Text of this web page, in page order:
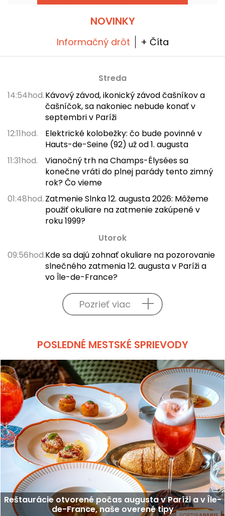
NOVINKY
Informačný drôt + Číta
Streda
14:54hod.Kávový závod, ikonický závod čašníkov a
čašníčok, sa nakoniec nebude konať v
septembri v Paríži
12:11hod.
Elektrické kolobežky: čo bude povinné v
Hauts-de-Seine (92) už od 1. augusta
11:31hod.
Vianočný trh na Champs-Élysées sa
konečne vráti do plnej parády tento zimný
rok? Čo vieme
01:48hod. Zatmenie Slnka 12. augusta 2026: Môžeme
použiť okuliare na zatmenie zakúpené v
roku 1999?
Utorok
09:56hod.Kde sa dajú zohnať okuliare na pozorovanie
slnečného zatmenia 12. augusta v Paríži a
vo Île-de-France?
Pozrieť viac
POSLEDNÉ MESTSKÉ SPRIEVODY
Reštaurácie otvorené počas augusta v Paríži a v Île-
de-France, naše overené tipy